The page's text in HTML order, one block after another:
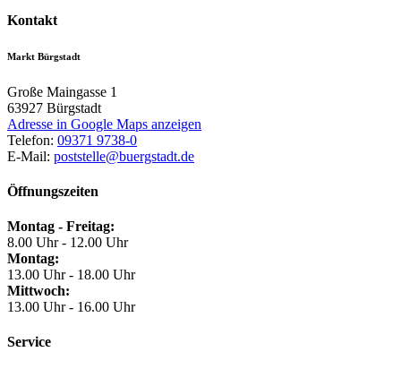
Kontakt
Markt Bürgstadt
Große Maingasse 1
63927 Bürgstadt
Adresse in Google Maps anzeigen
Telefon: 09371 9738-0
E-Mail: poststelle@buergstadt.de
Öffnungszeiten
Montag - Freitag:
8.00 Uhr - 12.00 Uhr
Montag:
13.00 Uhr - 18.00 Uhr
Mittwoch:
13.00 Uhr - 16.00 Uhr
Service